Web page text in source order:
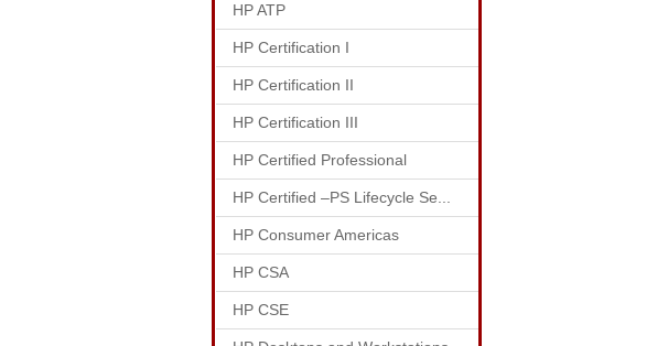
HP ATP
HP Certification I
HP Certification II
HP Certification III
HP Certified Professional
HP Certified –PS Lifecycle Se...
HP Consumer Americas
HP CSA
HP CSE